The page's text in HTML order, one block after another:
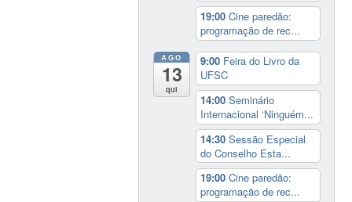
19:00Cine paredão:
programação de rec...
AGO
13
qui
9:00 Feira do Livro da
UFSC
14:00Seminário
Internacional ‘Ninguém...
14:30Sessão Especial
do Conselho Esta...
19:00Cine paredão:
programação de rec...